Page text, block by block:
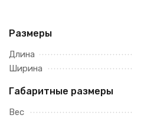
Размеры
Длина
Ширина
Габаритные размеры
Вес